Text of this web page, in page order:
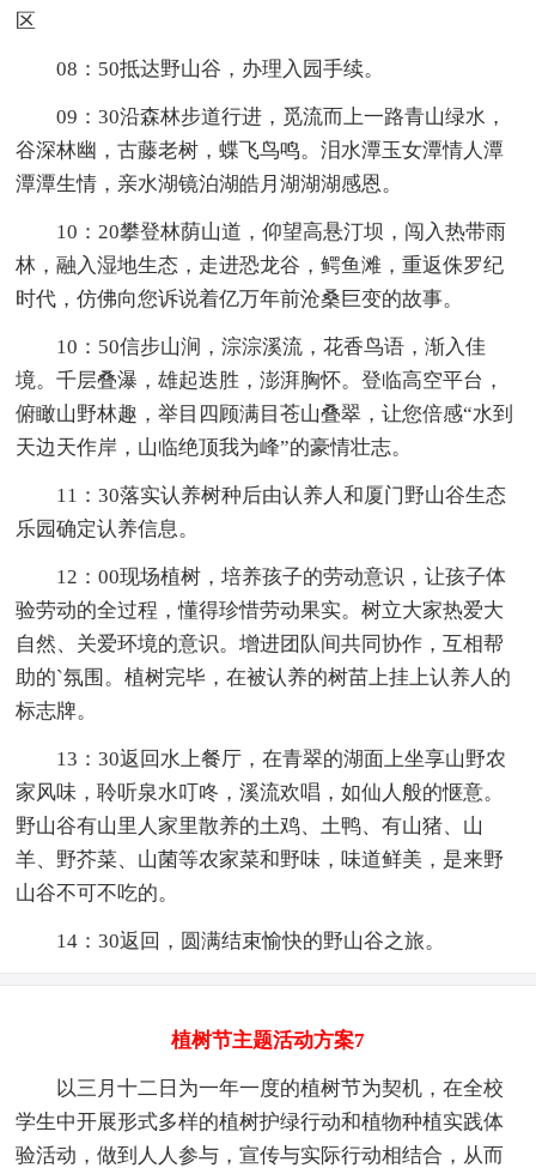
区
08：50抵达野山谷，办理入园手续。
09：30沿森林步道行进，觅流而上一路青山绿水，
谷深林幽，古藤老树，蝶飞鸟鸣。泪水潭玉女潭情人潭
潭潭生情，亲水湖镜泊湖皓月湖湖湖感恩。
10：20攀登林荫山道，仰望高悬汀坝，闯入热带雨
林，融入湿地生态，走进恐龙谷，鳄鱼滩，重返侏罗纪
时代，仿佛向您诉说着亿万年前沧桑巨变的故事。
10：50信步山涧，淙淙溪流，花香鸟语，渐入佳
境。千层叠瀑，雄起迭胜，澎湃胸怀。登临高空平台，
俯瞰山野林趣，举目四顾满目苍山叠翠，让您倍感“水到
天边天作岸，山临绝顶我为峰”的豪情壮志。
11：30落实认养树种后由认养人和厦门野山谷生态
乐园确定认养信息。
12：00现场植树，培养孩子的劳动意识，让孩子体
验劳动的全过程，懂得珍惜劳动果实。树立大家热爱大
自然、关爱环境的意识。增进团队间共同协作，互相帮
助的`氛围。植树完毕，在被认养的树苗上挂上认养人的
标志牌。
13：30返回水上餐厅，在青翠的湖面上坐享山野农
家风味，聆听泉水叮咚，溪流欢唱，如仙人般的惬意。
野山谷有山里人家里散养的土鸡、土鸭、有山猪、山
羊、野芥菜、山菌等农家菜和野味，味道鲜美，是来野
山谷不可不吃的。
14：30返回，圆满结束愉快的野山谷之旅。
植树节主题活动方案7
以三月十二日为一年一度的植树节为契机，在全校
学生中开展形式多样的植树护绿行动和植物种植实践体
验活动，做到人人参与，宣传与实际行动相结合，从而